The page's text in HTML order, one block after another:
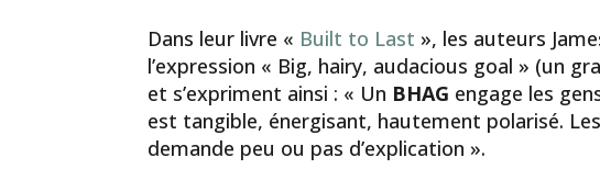
Dans leur livre « Built to Last », les auteurs
l’expression « Big, hairy, audacious goal » (un
et s’expriment ainsi : « Un BHAG engage les
est tangible, énergisant, hautement polarisé.
demande peu ou pas d’explication ».